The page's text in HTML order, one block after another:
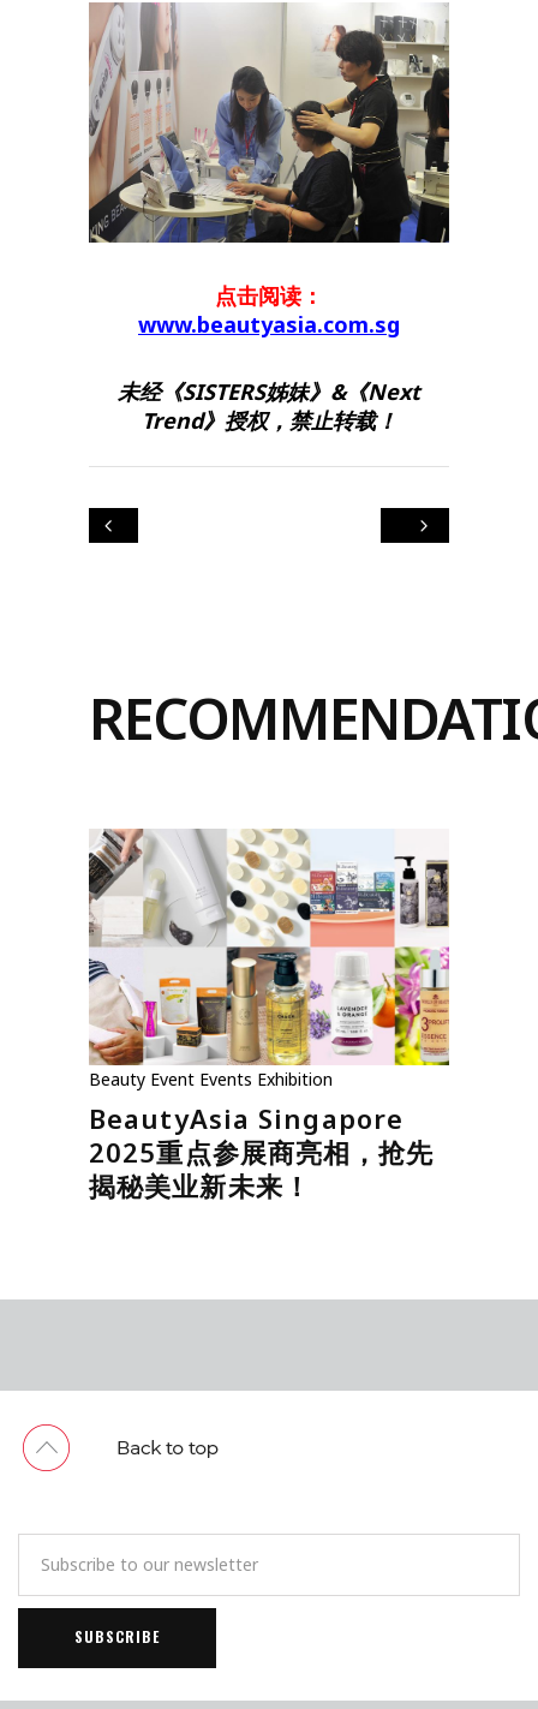
点击阅读：
www.beautyasia.com.sg
未经《SISTERS姊妹》&《Next
Trend》授权，禁止转载！
Beauty Event Events Exhibition
BeautyAsia Singapore
2025重点参展商亮相，抢先
揭秘美业新未来！